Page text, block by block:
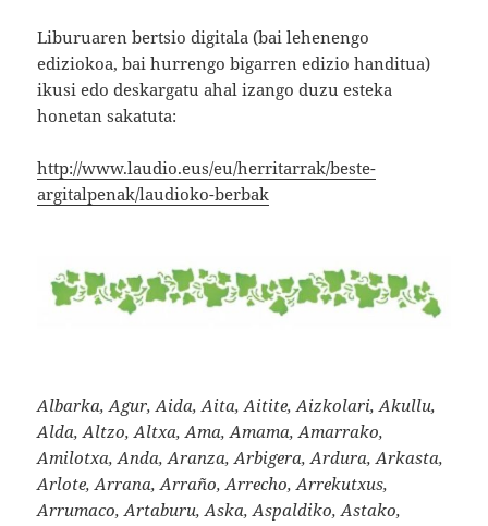
Liburuaren bertsio digitala (bai lehenengo
ediziokoa, bai hurrengo bigarren edizio handitua)
ikusi edo deskargatu ahal izango duzu esteka
honetan sakatuta:
http://www.laudio.eus/eu/herritarrak/beste-
argitalpenak/laudioko-berbak
Albarka, Agur, Aida, Aita, Aitite, Aizkolari, Akullu,
Alda, Altzo, Altxa, Ama, Amama, Amarrako,
Amilotxa, Anda, Aranza, Arbigera, Ardura, Arkasta,
Arlote, Arrana, Arraño, Arrecho, Arrekutxus,
Arrumaco, Artaburu, Aska, Aspaldiko, Astako,